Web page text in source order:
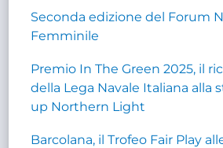
Seconda edizione del Forum
Femminile
Premio In The Green 2025, il
della Lega Navale Italiana alla
up Northern Light
Barcolana, il Trofeo Fair Play